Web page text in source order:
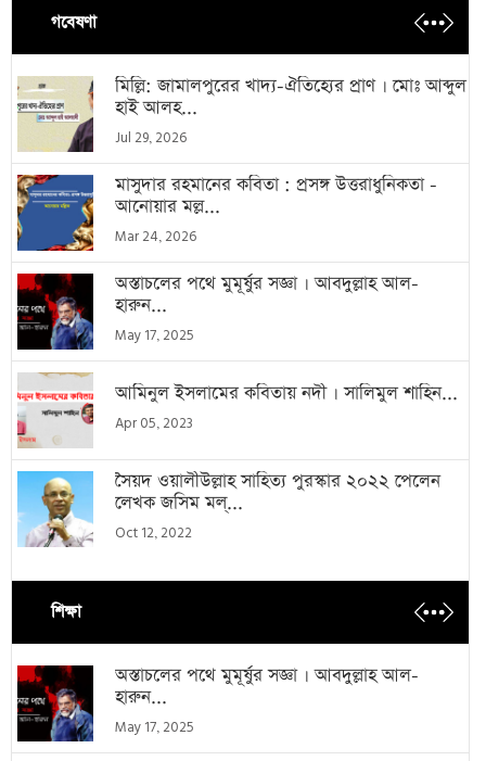
গবেষণা
মিল্লি: জামালপুরের খাদ্য-ঐতিহ্যের প্রাণ । মোঃ আব্দুল
হাই আলহ...
Jul 29, 2026
মাসুদার রহমানের কবিতা : প্রসঙ্গ উত্তরাধুনিকতা -
আনোয়ার মল্ল...
Mar 24, 2026
অস্তাচলের পথে মুমূর্ষুর সজ্ঞা । আবদুল্লাহ আল-
হারুন...
May 17, 2025
আমিনুল ইসলামের কবিতায় নদী । সালিমুল শাহিন...
Apr 05, 2023
সৈয়দ ওয়ালীউল্লাহ সাহিত্য পুরস্কার ২০২২ পেলেন
লেখক জসিম মল্...
Oct 12, 2022
শিক্ষা
অস্তাচলের পথে মুমূর্ষুর সজ্ঞা । আবদুল্লাহ আল-
হারুন...
May 17, 2025